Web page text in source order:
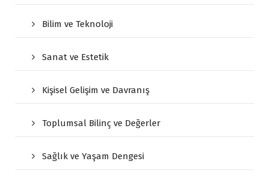
Bilim ve Teknoloji
Sanat ve Estetik
Kişisel Gelişim ve Davranış
Toplumsal Bilinç ve Değerler
Sağlık ve Yaşam Dengesi